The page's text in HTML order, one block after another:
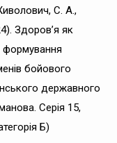
С. А.,
Здоров’я як
формування
бойового
державного
Серія 15,
Б)